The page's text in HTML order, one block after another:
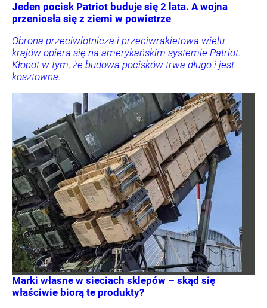
Jeden pocisk Patriot buduje się 2 lata. A wojna
przeniosła się z ziemi w powietrze
Obrona przeciwlotnicza i przeciwrakietowa wielu
krajów opiera się na amerykańskim systemie Patriot.
Kłopot w tym, że budowa pocisków trwa długo i jest
kosztowna.
Marki własne w sieciach sklepów – skąd się
właściwie biorą te produkty?